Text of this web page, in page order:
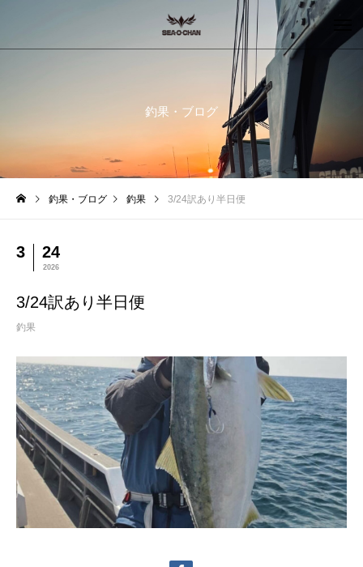
釣果・ブログ
釣果・ブログ 釣果 3/24訳あり半日便
3 24
2026
3/24訳あり半日便
釣果